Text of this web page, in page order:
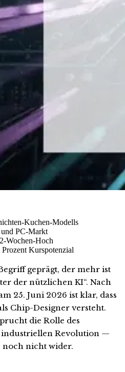
Kuchen-Modells
PC-Markt
Wochen-Hoch
Kurspotenzial
geprägt, der mehr ist
der nützlichen KI“. Nach
25. Juni 2026 ist klar, dass
Chip-Designer versteht.
die Rolle des
Revolution —
noch nicht wider.